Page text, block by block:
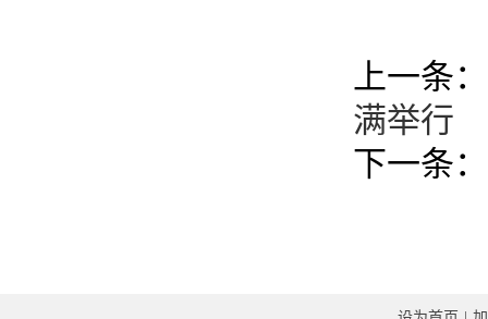
上一条：
满举行
下一条：